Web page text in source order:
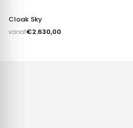
Cloak Sky
vanaf€2.630,00